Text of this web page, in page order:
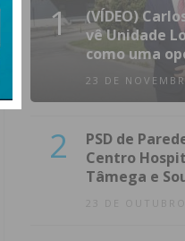
1
(VÍDEO)
vê Unidade
como uma
23 DE
2
PSD de
Centro
Tâmega e
23 DE